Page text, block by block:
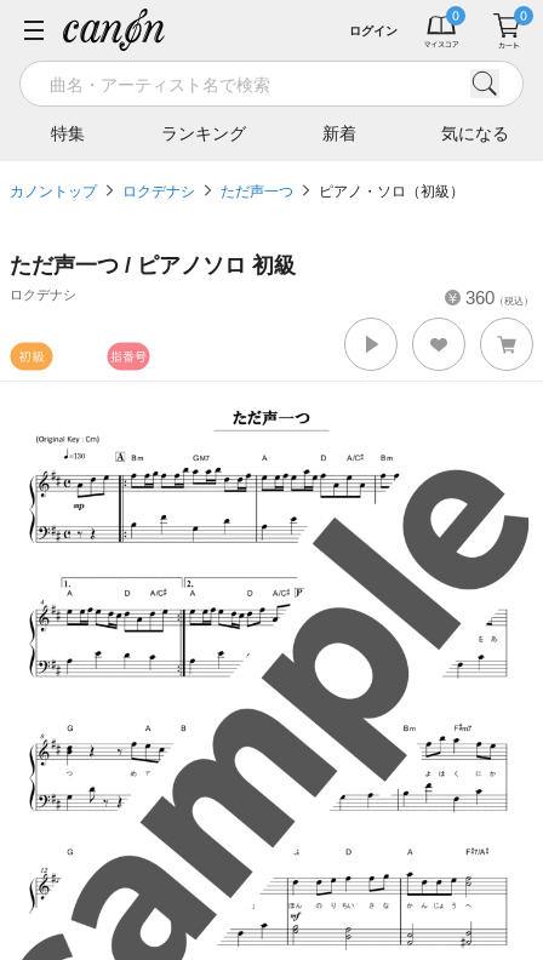
特集 ランキング 新着 気になる
ログイン
カノントップ ロクデナシ ただ声一つ ピアノ・ソロ（初級）
ただ声一つ / ピアノソロ 初級
ロクデナシ 360 （税込）